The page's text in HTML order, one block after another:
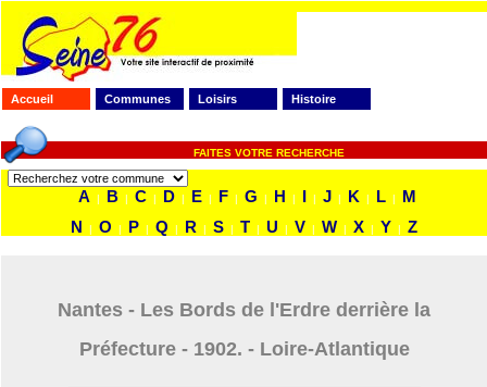
Accueil Communes Loisirs Histoire
FAITES VOTRE RECHERCHE
A | B | C | D | E | F | G | H | I | J | K | L |
M
N
| O | P | Q | R | S | T | U | V | W | X | Y | Z
Nantes - Les Bords de l'Erdre derrière la
Préfecture - 1902. - Loire-Atlantique